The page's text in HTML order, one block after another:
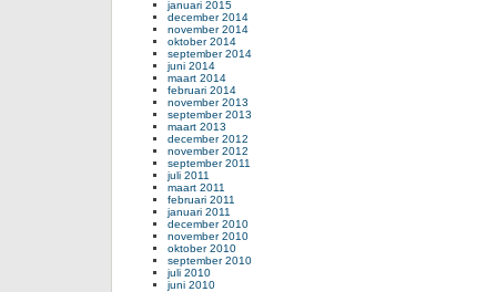
januari 2015
december 2014
november 2014
oktober 2014
september 2014
juni 2014
maart 2014
februari 2014
november 2013
september 2013
maart 2013
december 2012
november 2012
september 2011
juli 2011
maart 2011
februari 2011
januari 2011
december 2010
november 2010
oktober 2010
september 2010
juli 2010
juni 2010